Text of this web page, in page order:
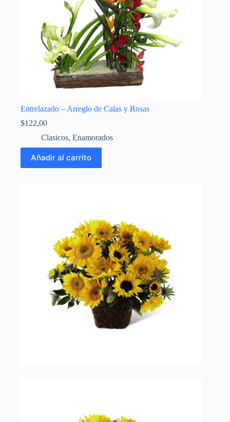
Entrelazado – Arreglo de Calas y Rosas
$122,00
Clasicos, Enamorados
Añadir al carrito